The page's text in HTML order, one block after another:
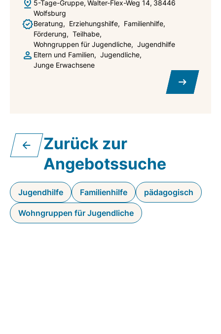
5-Tage-Gruppe Walter-Flex-Weg 14 38446
Wolfsburg
Beratung
Erziehungshilfe
Familienhilfe
Förderung
Teilhabe
Wohngruppen für Jugendliche
Jugendhilfe
Eltern und Familien
Jugendliche
Junge Erwachsene
Zurück zur
Angebotssuche
Jugendhilfe Familienhilfe pädagogisch
Wohngruppen für Jugendliche